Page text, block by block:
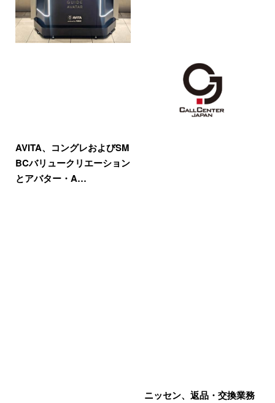
AVITA、コングレおよびSM
BCバリュークリエーション
とアバター・A…
ニッセン、返品・交換業務